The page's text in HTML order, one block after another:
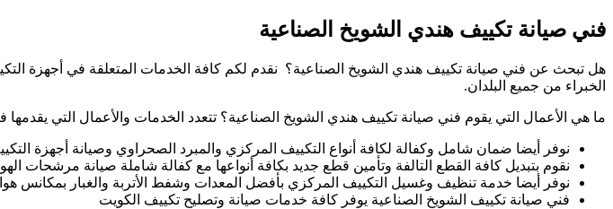
فني صيانة تكييف هندي الشويخ الصناعية
هل تبحث عن فني صيانة تكييف هندي الشويخ الصناعية؟ نقدم لكم كافة الخدمات المتعلقة في أجهزة
الخبراء من جميع البلدان.
ما هي الأعمال التي يقوم فني صيانة تكييف هندي الشويخ الصناعية؟ تتعدد الخدمات والأعمال التي
نوفر أيضا ضمان شامل وكفالة لكافة أنواع التكييف المركزي والمبرد الصحراوي وصيانة أجهزة
نقوم بتبديل كافة القطع التالفة وتأمين قطع جديد بكافة أنواعها مع كفالة شاملة صيانة مرشحات
نوفر أيضا خدمة تنظيف وغسيل التكييف المركزي بأفضل المعدات وشفط الأتربة والغبار بمكانس
فني صيانة تكييف الشويخ الصناعية يوفر كافة خدمات صيانة وتصليح تكييف الكويت